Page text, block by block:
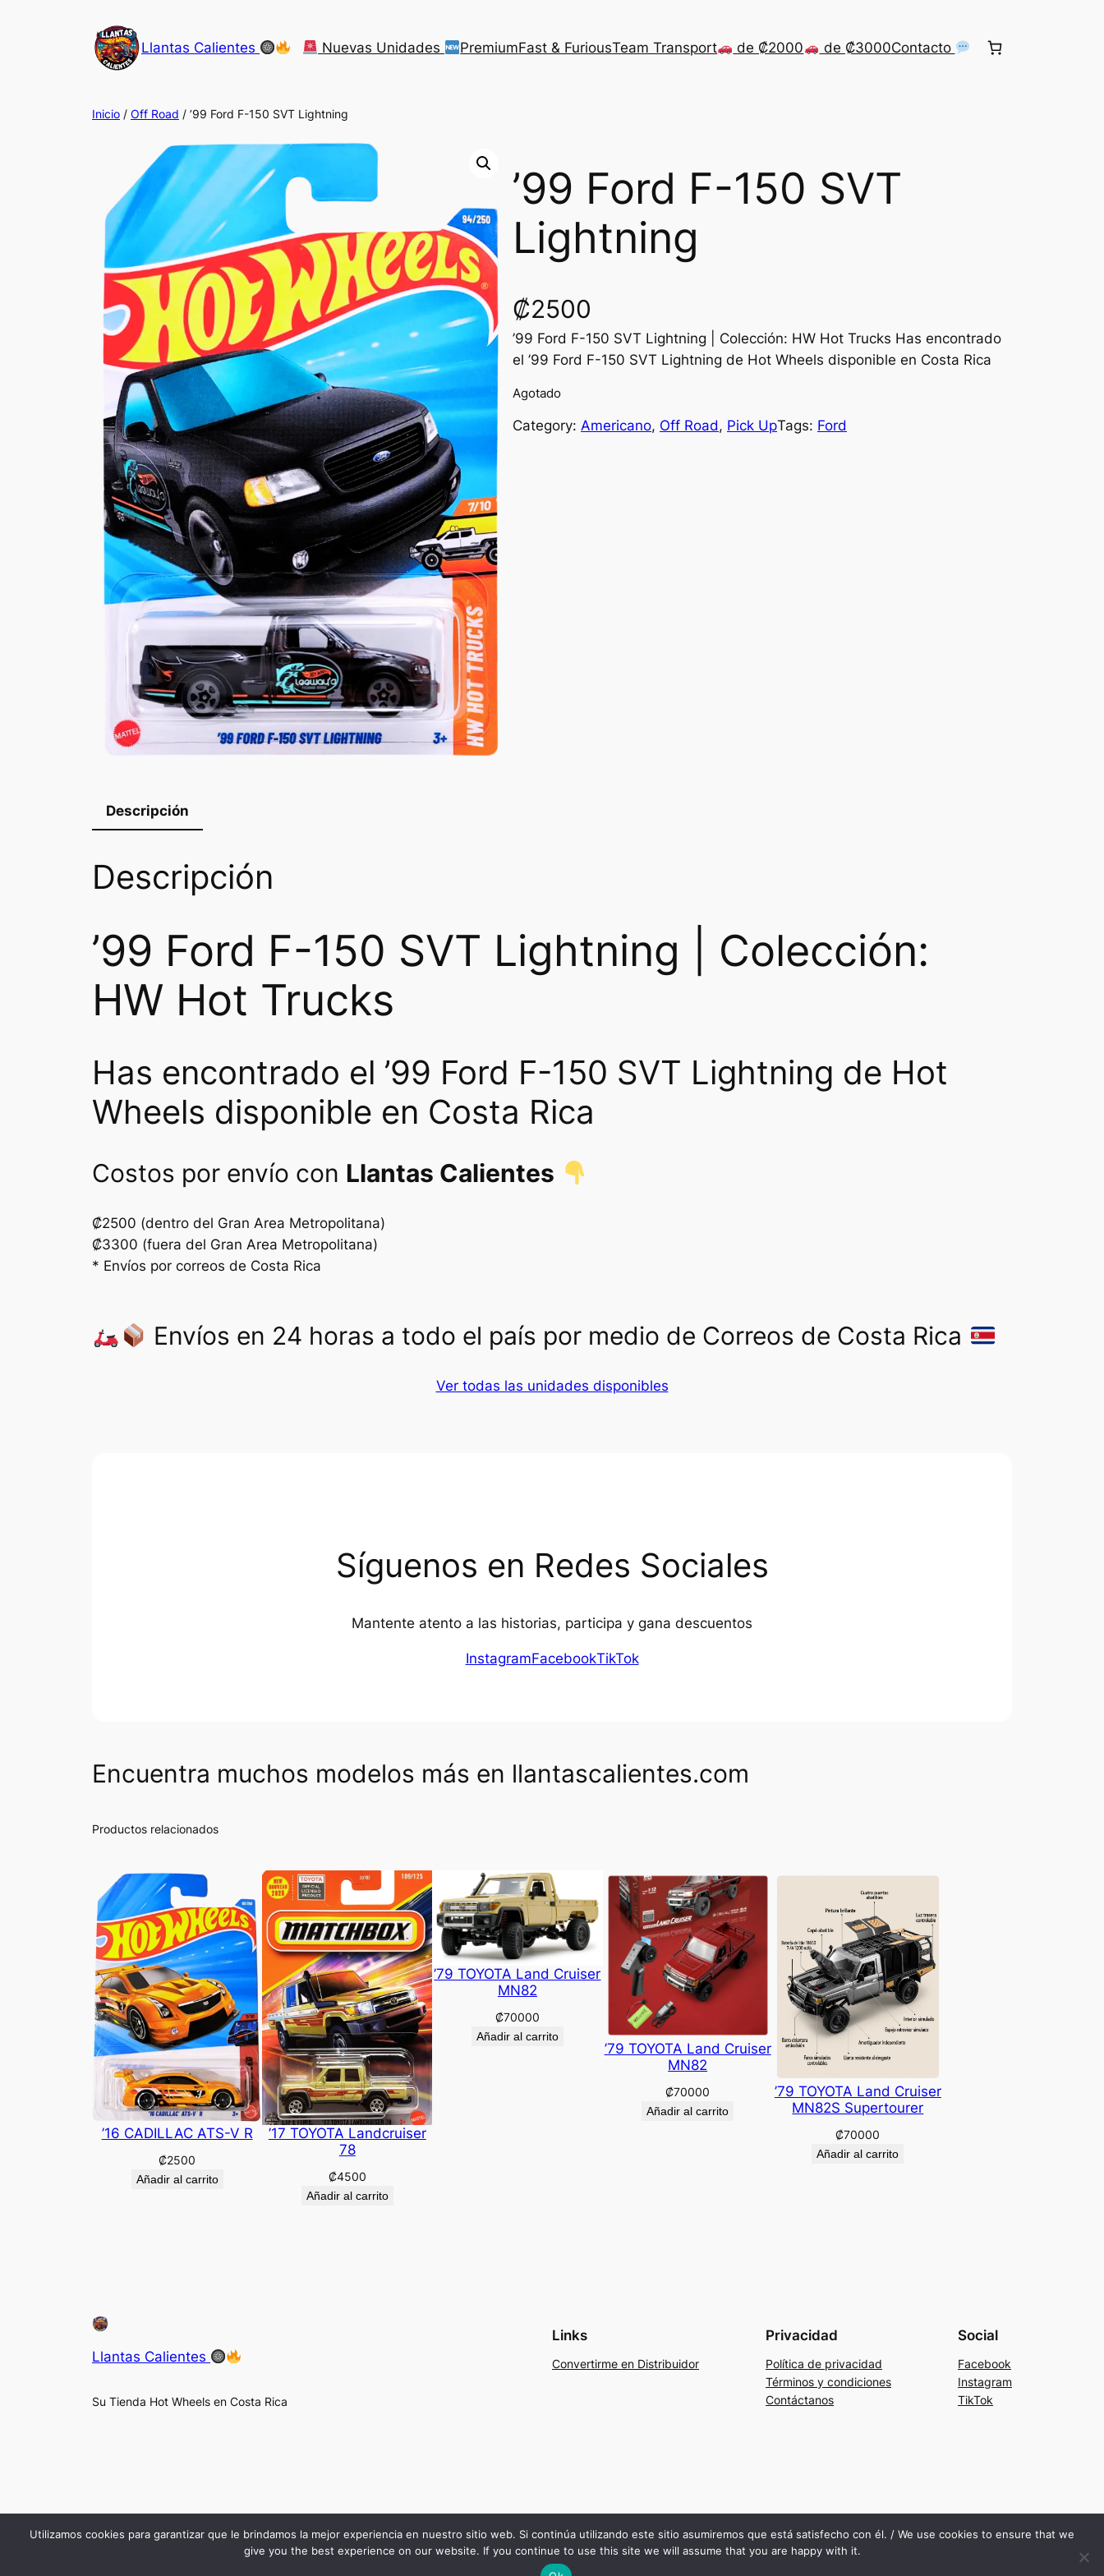
Llantas Calientes Nuevas Unidades PremiumFast & FuriousTeam Transport de ₡2000 de ₡3000Contacto
Inicio / Off Road / ’99 Ford F-150 SVT Lightning
’99 Ford F-150 SVT
Lightning
₡2500
’99 Ford F-150 SVT Lightning | Colección: HW Hot Trucks Has encontrado
el ’99 Ford F-150 SVT Lightning de Hot Wheels disponible en Costa Rica
Agotado
Category: Americano, Off Road, Pick UpTags: Ford
Descripción
Descripción
’99 Ford F-150 SVT Lightning | Colección:
HW Hot Trucks
Has encontrado el ’99 Ford F-150 SVT Lightning de Hot
Wheels disponible en Costa Rica
Costos por envío con Llantas Calientes
₡2500 (dentro del Gran Area Metropolitana)
₡3300 (fuera del Gran Area Metropolitana)
* Envíos por correos de Costa Rica
Envíos en 24 horas a todo el país por medio de Correos de Costa Rica
Ver todas las unidades disponibles
Síguenos en Redes Sociales
Mantente atento a las historias, participa y gana descuentos
InstagramFacebookTikTok
Encuentra muchos modelos más en llantascalientes.com
Productos relacionados
’16 CADILLAC ATS-V R
₡2500
Añadir al carrito
’17 TOYOTA Landcruiser
78
₡4500
Añadir al carrito
’79 TOYOTA Land Cruiser
MN82
₡70000
Añadir al carrito
’79 TOYOTA Land Cruiser
MN82
₡70000
Añadir al carrito
’79 TOYOTA Land Cruiser
MN82S Supertourer
₡70000
Añadir al carrito
Llantas Calientes
Su Tienda Hot Wheels en Costa Rica
Links
Convertirme en Distribuidor
Privacidad
Política de privacidad
Términos y condiciones
Contáctanos
Social
Facebook
Instagram
TikTok
Utilizamos cookies para garantizar que le brindamos la mejor experiencia en nuestro sitio web. Si continúa utilizando este sitio asumiremos que está satisfecho con él. / We use cookies to ensure that we
give you the best experience on our website. If you continue to use this site we will assume that you are happy with it.